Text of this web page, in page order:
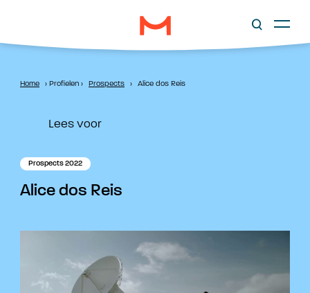
Home › Profielen › Prospects › Alice dos Reis
Lees voor
Prospects 2022
Alice dos Reis